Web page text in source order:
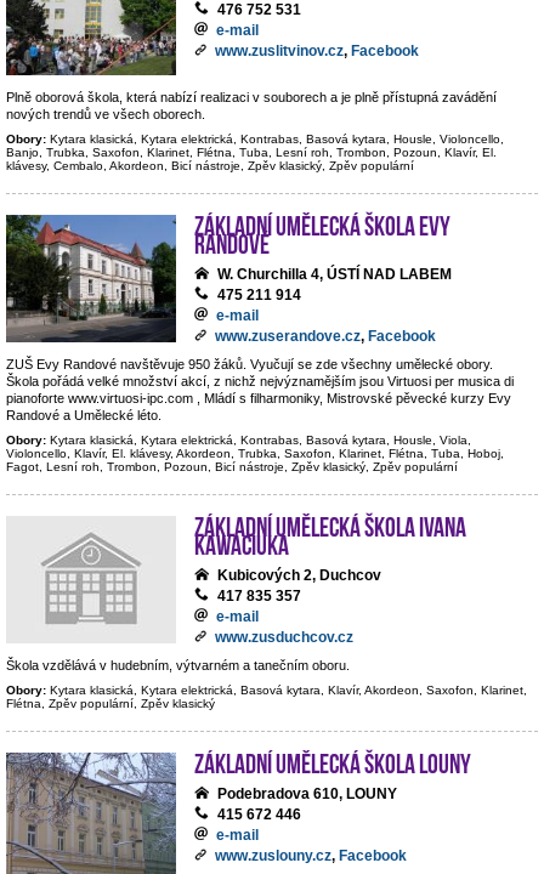
476 752 531
e-mail
www.zuslitvinov.cz, Facebook
Plně oborová škola, která nabízí realizaci v souborech a je plně přístupná zavádění
nových trendů ve všech oborech.
Obory: Kytara klasická, Kytara elektrická, Kontrabas, Basová kytara, Housle, Violoncello,
Banjo, Trubka, Saxofon, Klarinet, Flétna, Tuba, Lesní roh, Trombon, Pozoun, Klavír, El.
klávesy, Cembalo, Akordeon, Bicí nástroje, Zpěv klasický, Zpěv populární
Základní umělecká škola Evy
Randové
W. Churchilla 4, ÚSTÍ NAD LABEM
475 211 914
e-mail
www.zuserandove.cz, Facebook
ZUŠ Evy Randové navštěvuje 950 žáků. Vyučují se zde všechny umělecké obory.
Škola pořádá velké množství akcí, z nichž nejvýznamějším jsou Virtuosi per musica di
pianoforte www.virtuosi-ipc.com , Mládí s filharmoniky, Mistrovské pěvecké kurzy Evy
Randové a Umělecké léto.
Obory: Kytara klasická, Kytara elektrická, Kontrabas, Basová kytara, Housle, Viola,
Violoncello, Klavír, El. klávesy, Akordeon, Trubka, Saxofon, Klarinet, Flétna, Tuba, Hoboj,
Fagot, Lesní roh, Trombon, Pozoun, Bicí nástroje, Zpěv klasický, Zpěv populární
Základní umělecká škola Ivana
Kawaciuka
Kubicových 2, Duchcov
417 835 357
e-mail
www.zusduchcov.cz
Škola vzdělává v hudebním, výtvarném a tanečním oboru.
Obory: Kytara klasická, Kytara elektrická, Basová kytara, Klavír, Akordeon, Saxofon, Klarinet,
Flétna, Zpěv populární, Zpěv klasický
Základní umělecká škola Louny
Podebradova 610, LOUNY
415 672 446
e-mail
www.zuslouny.cz, Facebook